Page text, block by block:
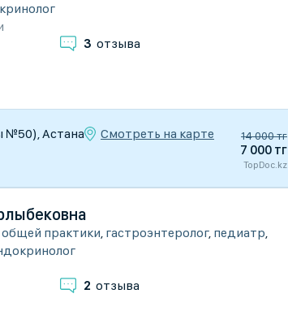
3 отзыва
№50), Астана
Смотреть на карте
14 000 тг
7 000 тг
TopDoc.kz
практики, гастроэнтеролог, педиатр,
2 отзыва